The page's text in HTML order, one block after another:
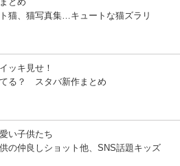
猫、猫写真集…キュートな猫ズラリ
ッキ見せ！
る？ スタバ新作まとめ
い子供たち
の仲良しショット他、SNS話題キッズ